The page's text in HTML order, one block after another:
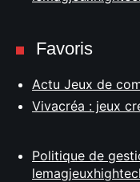
Favoris
Actu Jeux de
Vivacréa : jeux
Politique de